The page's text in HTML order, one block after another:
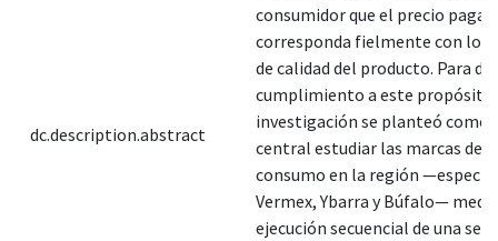
dc.description.abstract
consumidor que el precio
corresponda fielmente con los
de calidad del producto. Para dar
cumplimiento a este
investigación se planteó como
central estudiar las marcas de
consumo en la región
Vermex, Ybarra y Búfalo—
ejecución secuencial de una